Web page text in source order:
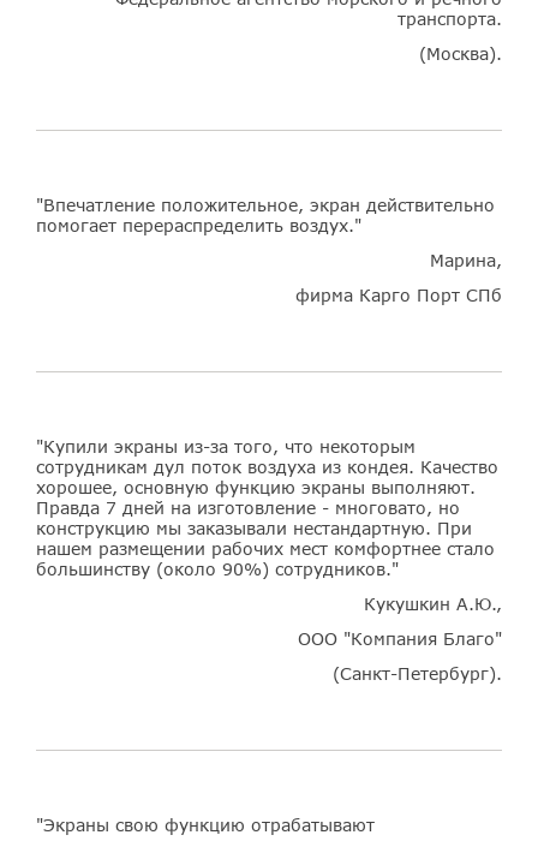
транспорта.
(Москва).
"Впечатление положительное, экран действительно
помогает перераспределить воздух."
Марина,
фирма Карго Порт СПб
"Купили экраны из-за того, что некоторым
сотрудникам дул поток воздуха из кондея. Качество
хорошее, основную функцию экраны выполняют.
Правда 7 дней на изготовление - многовато, но
конструкцию мы заказывали нестандартную. При
нашем размещении рабочих мест комфортнее стало
большинству (около 90%) сотрудников."
Кукушкин А.Ю.,
ООО "Компания Благо"
(Санкт-Петербург).
"Экраны свою функцию отрабатывают